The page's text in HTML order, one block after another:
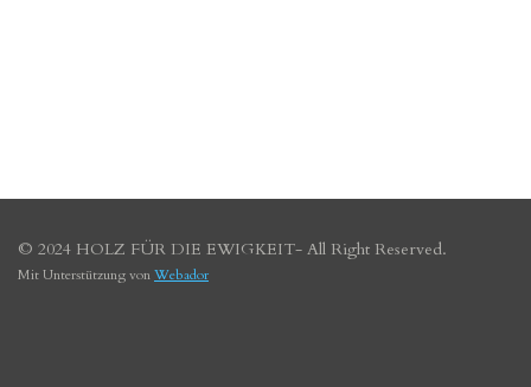
© 2024 HOLZ FÜR DIE EWIGKEIT- All Right Reserved.
Mit Unterstützung vonWebador